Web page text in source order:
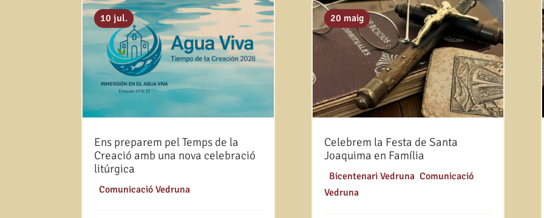
Ens preparem pel Temps de la
Creació amb una nova celebració
litúrgica
10 jul.
|Comunicació Vedruna
Celebrem la Festa de Santa
Joaquima en Família
20 maig
Bicentenari Vedruna, Comunicació
Vedruna